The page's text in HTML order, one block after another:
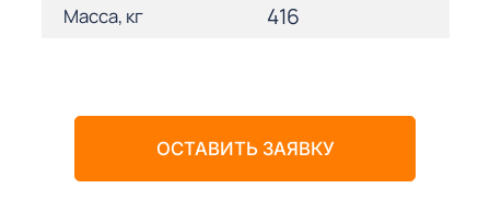
Масса, кг 416
ОСТАВИТЬ ЗАЯВКУ